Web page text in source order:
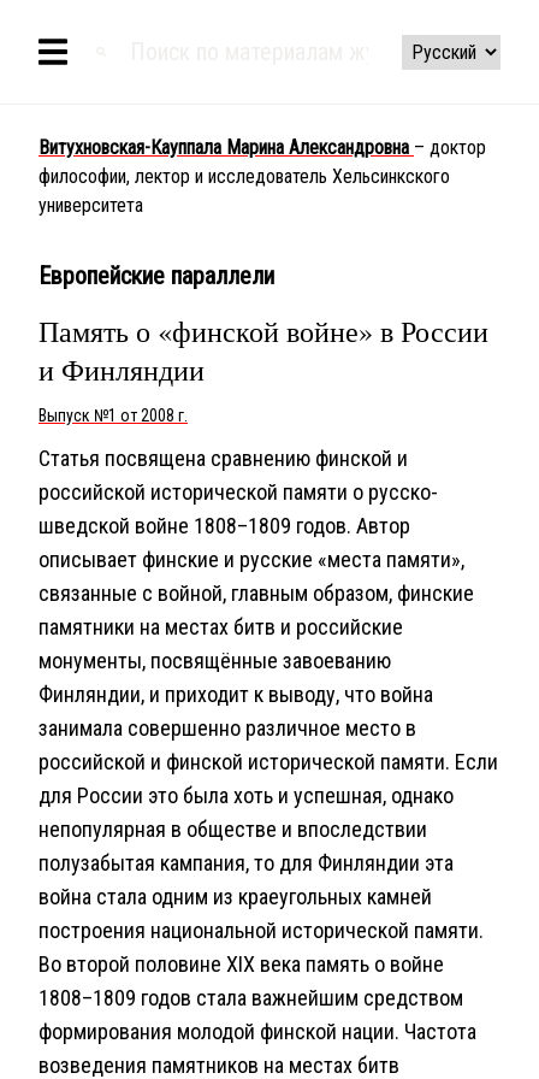
Витухновская-Кауппала Марина Александровна – доктор
философии, лектор и исследователь Хельсинкского
университета
Европейские параллели
Память о «финской войне» в России
и Финляндии
Выпуск №1 от 2008 г.
Статья посвящена сравнению финской и
российской исторической памяти о русско-
шведской войне 1808–1809 годов. Автор
описывает финские и русские «места памяти»,
связанные с войной, главным образом, финские
памятники на местах битв и российские
монументы, посвящённые завоеванию
Финляндии, и приходит к выводу, что война
занимала совершенно различное место в
российской и финской исторической памяти. Если
для России это была хоть и успешная, однако
непопулярная в обществе и впоследствии
полузабытая кампания, то для Финляндии эта
война стала одним из краеугольных камней
построения национальной исторической памяти.
Во второй половине XIX века память о войне
1808–1809 годов стала важнейшим средством
формирования молодой финской нации. Частота
возведения памятников на местах битв